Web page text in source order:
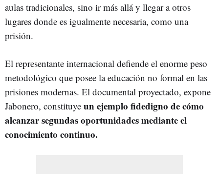
aulas tradicionales, sino ir más allá y llegar a otros
lugares donde es igualmente necesaria, como una
prisión.
El representante internacional defiende el enorme peso
metodológico que posee la educación no formal en las
prisiones modernas. El documental proyectado, expone
Jabonero, constituye un ejemplo fidedigno de cómo
alcanzar segundas oportunidades mediante el
conocimiento continuo.